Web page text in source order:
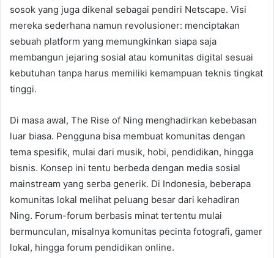
sosok yang juga dikenal sebagai pendiri Netscape. Visi
mereka sederhana namun revolusioner: menciptakan
sebuah platform yang memungkinkan siapa saja
membangun jejaring sosial atau komunitas digital sesuai
kebutuhan tanpa harus memiliki kemampuan teknis tingkat
tinggi.
Di masa awal, The Rise of Ning menghadirkan kebebasan
luar biasa. Pengguna bisa membuat komunitas dengan
tema spesifik, mulai dari musik, hobi, pendidikan, hingga
bisnis. Konsep ini tentu berbeda dengan media sosial
mainstream yang serba generik. Di Indonesia, beberapa
komunitas lokal melihat peluang besar dari kehadiran
Ning. Forum-forum berbasis minat tertentu mulai
bermunculan, misalnya komunitas pecinta fotografi, gamer
lokal, hingga forum pendidikan online.